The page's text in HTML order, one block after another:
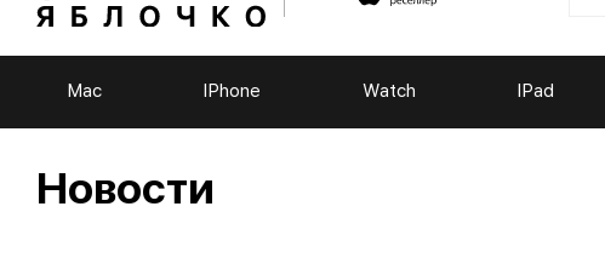
Mac IPhone Watch IPad
Новости